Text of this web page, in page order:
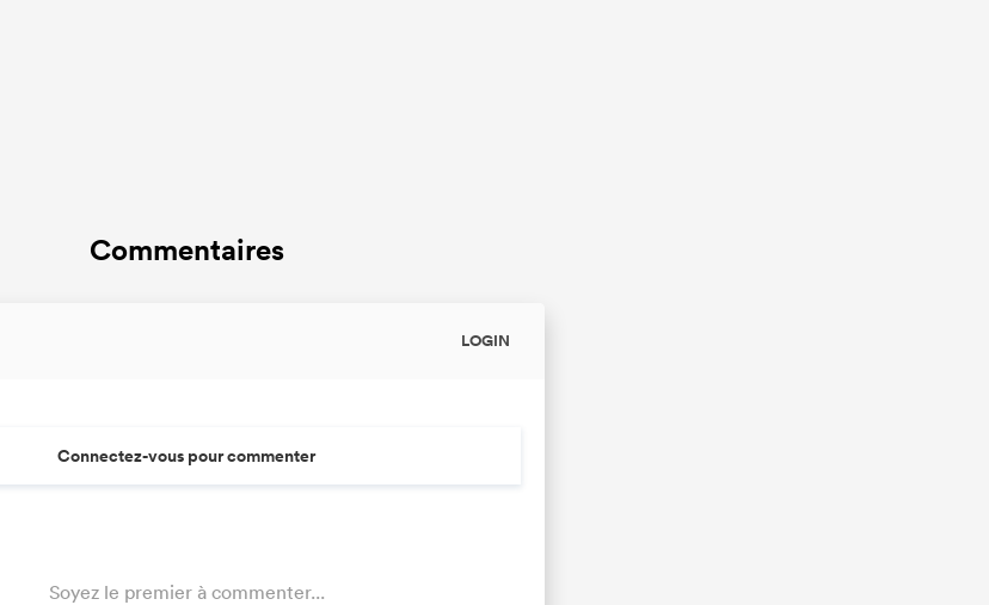
Commentaires
LOGIN
Connectez-vous pour commenter
Soyez le premier à commenter...